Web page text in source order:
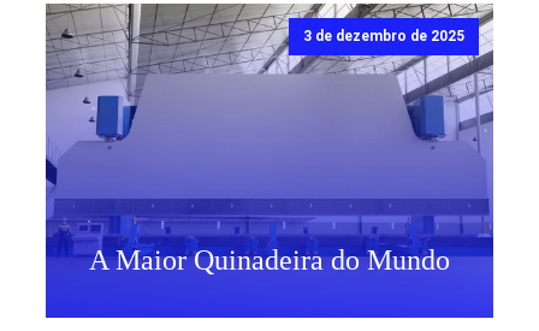
3 de dezembro de 2025
A Maior Quinadeira do Mundo